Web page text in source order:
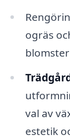
ogräs
val av
estetik